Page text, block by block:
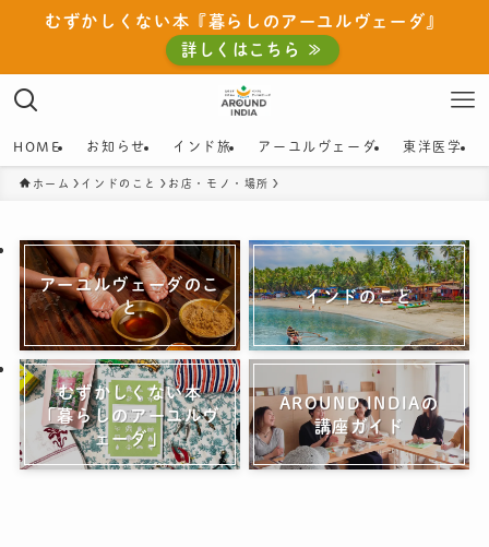
むずかしくない本『暮らしのアーユルヴェーダ』
詳しくはこちら ≫
HOME お知らせ インド旅 アーユルヴェーダ 東洋医学
ホーム インドのこと お店・モノ・場所
アーユルヴェーダのこ
と
インドのこと
むずかしくない本
「暮らしのアーユルヴ
ェーダ」
AROUND INDIAの
講座ガイド